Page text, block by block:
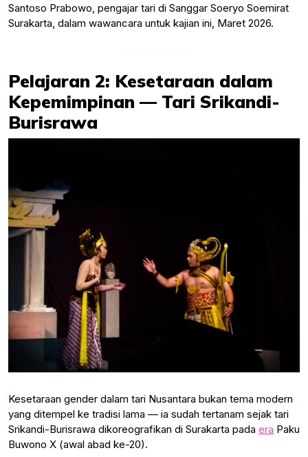
Santoso Prabowo, pengajar tari di Sanggar Soeryo Soemirat
Surakarta, dalam wawancara untuk kajian ini, Maret 2026.
Pelajaran 2: Kesetaraan dalam
Kepemimpinan — Tari Srikandi-
Burisrawa
Kesetaraan gender dalam tari Nusantara bukan tema modern
yang ditempel ke tradisi lama — ia sudah tertanam sejak tari
Srikandi-Burisrawa dikoreografikan di Surakarta pada era Paku
Buwono X (awal abad ke-20).